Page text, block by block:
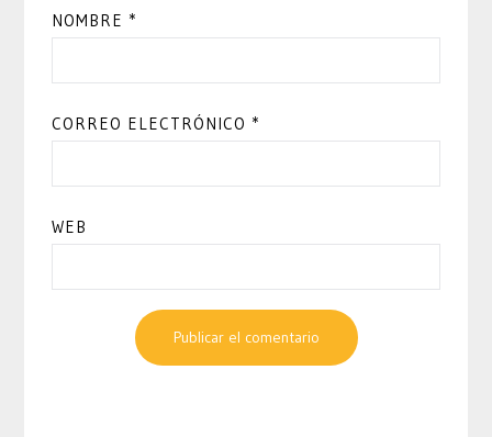
NOMBRE *
CORREO ELECTRÓNICO *
WEB